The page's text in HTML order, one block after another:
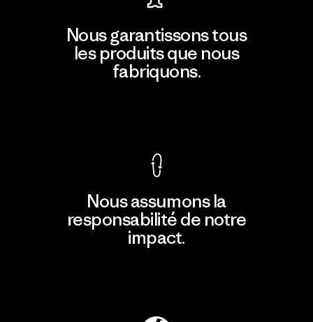
Nous garantissons tous
les produits que nous
fabriquons.
Nous assumons la
responsabilité de notre
impact.